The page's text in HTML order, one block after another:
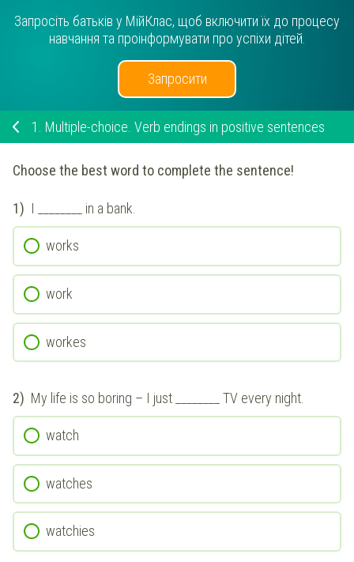
Запросіть батьків у МійКлас, щоб включити їх до процесу
навчання та проінформувати про успіхи дітей.
Запросити
1. Multiple-choice. Verb endings in positive sentences
Choose the best word to complete the sentence!
1) I ________ in a bank.
works
work
workes
2) My life is so boring – I just ________ TV every night.
watch
watches
watchies